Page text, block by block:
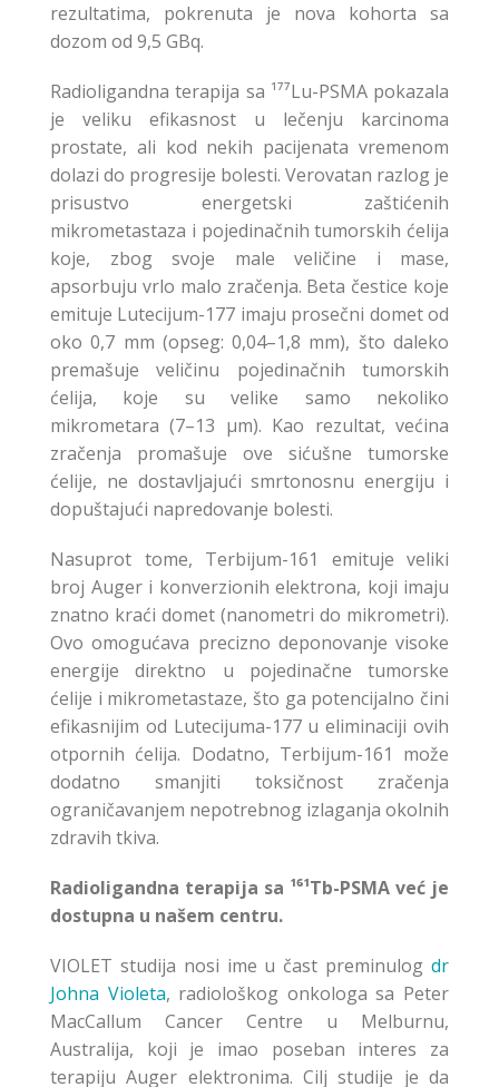
rezultatima, pokrenuta je nova kohorta sa
dozom od 9,5 GBq.
Radioligandna terapija sa ¹⁷⁷Lu-PSMA pokazala
je veliku efikasnost u lečenju karcinoma
prostate, ali kod nekih pacijenata vremenom
dolazi do progresije bolesti. Verovatan razlog je
prisustvo energetski zaštićenih
mikrometastaza i pojedinačnih tumorskih ćelija
koje, zbog svoje male veličine i mase,
apsorbuju vrlo malo zračenja. Beta čestice koje
emituje Lutecijum-177 imaju prosečni domet od
oko 0,7 mm (opseg: 0,04–1,8 mm), što daleko
premašuje veličinu pojedinačnih tumorskih
ćelija, koje su velike samo nekoliko
mikrometara (7–13 μm). Kao rezultat, većina
zračenja promašuje ove sićušne tumorske
ćelije, ne dostavljajući smrtonosnu energiju i
dopuštajući napredovanje bolesti.
Nasuprot tome, Terbijum-161 emituje veliki
broj Auger i konverzionih elektrona, koji imaju
znatno kraći domet (nanometri do mikrometri).
Ovo omogućava precizno deponovanje visoke
energije direktno u pojedinačne tumorske
ćelije i mikrometastaze, što ga potencijalno čini
efikasnijim od Lutecijuma-177 u eliminaciji ovih
otpornih ćelija. Dodatno, Terbijum-161 može
dodatno smanjiti toksičnost zračenja
ograničavanjem nepotrebnog izlaganja okolnih
zdravih tkiva.
Radioligandna terapija sa ¹⁶¹Tb-PSMA već je
dostupna u našem centru.
VIOLET studija nosi ime u čast preminulog dr
Johna Violeta, radiološkog onkologa sa Peter
MacCallum Cancer Centre u Melburnu,
Australija, koji je imao poseban interes za
terapiju Auger elektronima. Cilj studije je da